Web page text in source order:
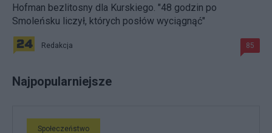
Hofman bezlitosny dla Kurskiego. "48 godzin po
Smoleńsku liczył, których posłów wyciągnąć"
Redakcja 85
Najpopularniejsze
Społeczeństwo